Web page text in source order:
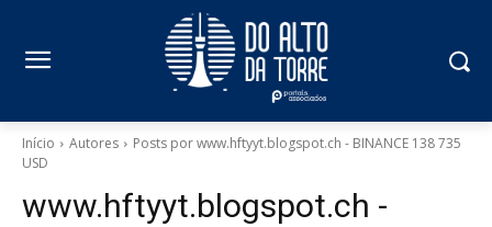
Início Autores
Posts por www.hftyyt.blogspot.ch - BINANCE 138 735
USD
www.hftyyt.blogspot.ch -